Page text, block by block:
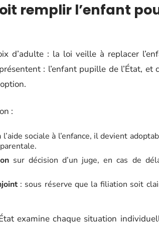
remplir l’enfant
d’adulte : la loi veille à replacer
: l’enfant pupille de l’État,
:
l’aide sociale à l’enfance, il devient
sur décision d’un juge, en cas de
: sous réserve que la filiation soit
examine chaque situation